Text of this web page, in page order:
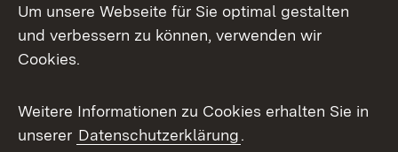
X / Twitter
Youtube
Kontakt
Datenschutz
Um unsere Webseite für Sie optimal gestalten
und verbessern zu können, verwenden wir
Cookies.
Weitere Informationen zu Cookies erhalten Sie in
unserer Datenschutzerklärung.